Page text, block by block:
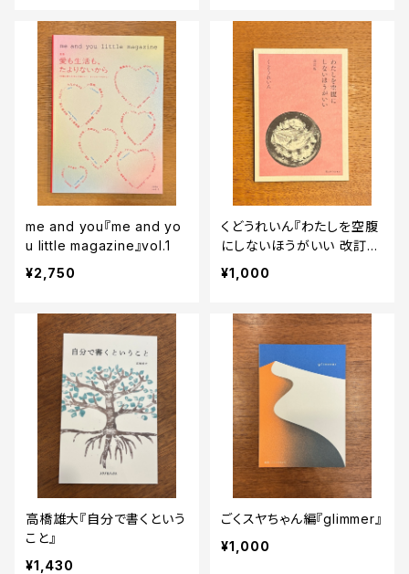
me and you『me and yo
u little magazine』vol.1
¥2,750
くどうれいん『わたしを空腹
にしないほうがいい 改訂
版』
¥1,000
高橋雄大『自分で書くという
こと』
¥1,430
ごくスヤちゃん編『glimmer』
¥1,000